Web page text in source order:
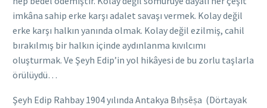
imkâna sahip erke karşı adalet savaşı vermek. Kolay değil
erke karşı halkın yanında olmak. Kolay değil ezilmiş, cahil
bırakılmış bir halkın içinde aydınlanma kıvılcımı
oluşturmak. Ve Şeyh Edip’in yol hikâyesi de bu zorlu taşlarla
örülüydü…
Şeyh Edip Rahbay 1904 yılında Antakya Bıḥsēṣa (Dörtayak